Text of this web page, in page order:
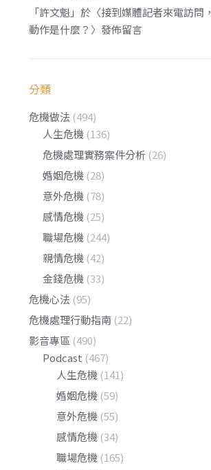
「許文魁」於〈接到媒體記者來電訪問
動作是什麼？ 〉發佈留言
分類
危機做法 (494)
人生危機 (136)
危機處理實務案件分析 (26)
婚姻危機 (28)
意外危機 (78)
感情危機 (25)
職場危機 (244)
親情危機 (42)
金錢危機 (33)
危機心法 (95)
危機處理行動指南 (22)
影音專區 (490)
Podcast (467)
人生危機 (141)
婚姻危機 (59)
意外危機 (55)
感情危機 (34)
職場危機 (165)